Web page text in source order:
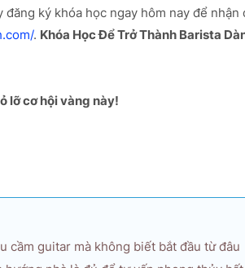
ký khóa học ngay hôm nay để
. Khóa Học Để Trở Thành Barista
lỡ cơ hội vàng này!
cầm guitar mà không biết bắt đầu từ đâu